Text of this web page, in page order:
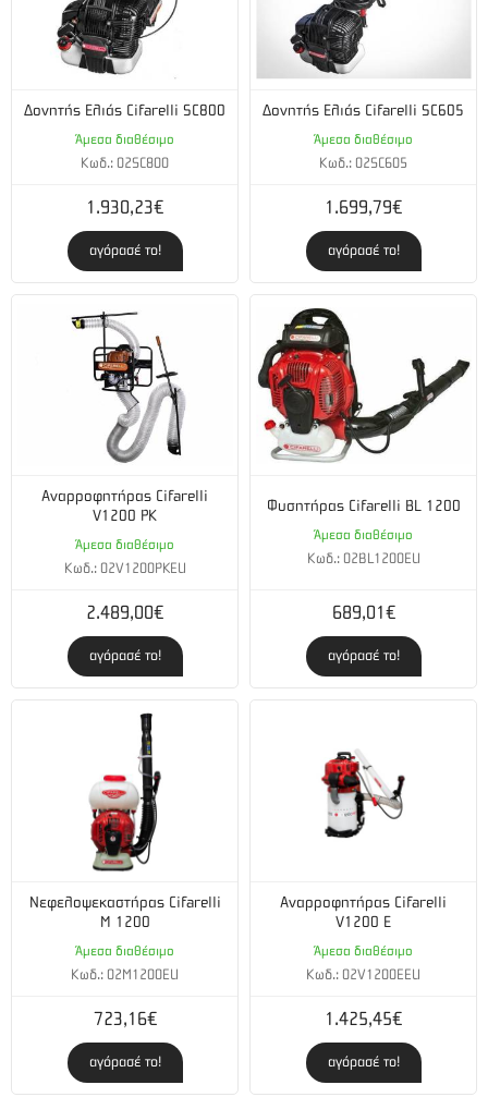
Δονητής Ελιάς Cifarelli SC800
Άμεσα διαθέσιμο
Κωδ.: 02SC800
1.930,23€
αγόρασέ το!
Δονητής Ελιάς Cifarelli SC605
Άμεσα διαθέσιμο
Κωδ.: 02SC605
1.699,79€
αγόρασέ το!
Αναρροφητήρας Cifarelli
V1200 PK
Άμεσα διαθέσιμο
Κωδ.: 02V1200PKEU
2.489,00€
αγόρασέ το!
Φυσητήρας Cifarelli BL 1200
Άμεσα διαθέσιμο
Κωδ.: 02BL1200EU
689,01€
αγόρασέ το!
Νεφελοψεκαστήρας Cifarelli
M 1200
Άμεσα διαθέσιμο
Κωδ.: 02M1200EU
723,16€
αγόρασέ το!
Αναρροφητήρας Cifarelli
V1200 E
Άμεσα διαθέσιμο
Κωδ.: 02V1200EEU
1.425,45€
αγόρασέ το!